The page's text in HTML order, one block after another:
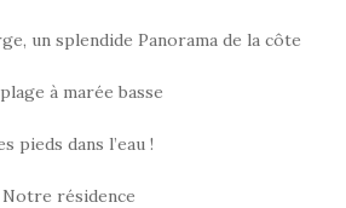
un splendide Panorama de la côte
à marée basse
pieds dans l’eau !
Notre résidence